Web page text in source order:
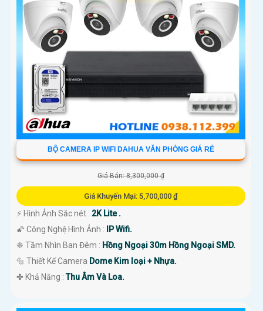
BỘ CAMERA IP WIFI DAHUA VĂN PHÒNG GIÁ RẺ
Giá Bán: 8,300,000 ₫
Giá Khuyến Mại: 5,700,000 ₫
️⚡ Hình Ảnh Sắc nét : 2K Lite .
🌠 Công Nghệ Hình Ảnh : IP Wifi.
❈ Tầm Nhìn Ban Đêm : Hồng Ngoại 30m Hồng Ngoại SMD.
🔩 Thiết Kế Camera Dome Kim loại + Nhựa.
️✤ Khả Năng :Thu Âm Và Loa.